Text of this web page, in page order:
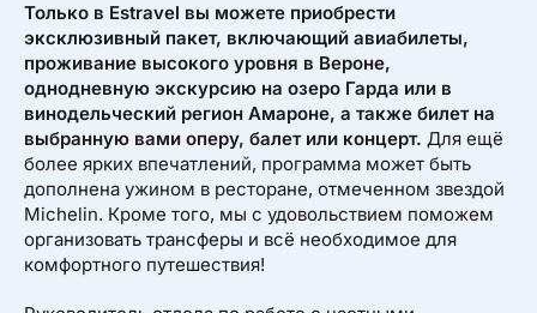
Только в Estravel вы можете приобрести
эксклюзивный пакет, включающий авиабилеты,
проживание высокого уровня в Вероне,
однодневную экскурсию на озеро Гарда или в
винодельческий регион Амароне, а также билет на
выбранную вами оперу, балет или концерт. Для ещё
более ярких впечатлений, программа может быть
дополнена ужином в ресторане, отмеченном звездой
Michelin. Кроме того, мы с удовольствием поможем
организовать трансферы и всё необходимое для
комфортного путешествия!